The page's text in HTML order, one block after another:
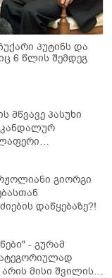
პუტინს და
6 წლის შემდეგ
მწვავე პასუხი
მოკლული
გიორგი
დაწყებაზე?!
- გუ­რა­მ
მისი შვი­ლის